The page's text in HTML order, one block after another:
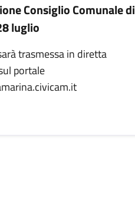
Consiglio Comunale di
luglio
trasmessa in diretta
portale